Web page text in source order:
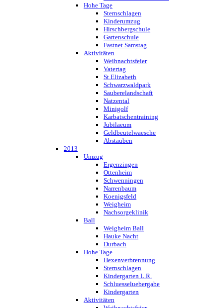
Hohe Tage
Sternschlagen
Kinderumzug
Hirschbergschule
Gartenschule
Fastnet Samstag
Aktivitäten
Weihnachtsfeier
Vatertag
St.Elizabeth
Schwarzwaldpark
Sauberelandschaft
Natzental
Minigolf
Karbatschentraining
Jubilaeum
Geldbeutelwaesche
Abstauben
2013
Umzug
Ergenzingen
Ottenheim
Schwenningen
Narrenbaum
Koenigsfeld
Weigheim
Nachsorgeklinik
Ball
Weigheim Ball
Hauke Nacht
Durbach
Hohe Tage
Hexenverbrennung
Sternschlagen
Kindergarten L.R.
Schluesseluebergabe
Kindergarten
Aktivitäten